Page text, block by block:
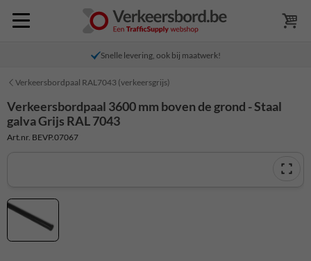
Snelle levering, ook bij maatwerk!
Verkeersbordpaal RAL7043 (verkeersgrijs)
Verkeersbordpaal 3600 mm boven de grond - Staal
galva Grijs RAL 7043
Art.nr. BEVP.07067